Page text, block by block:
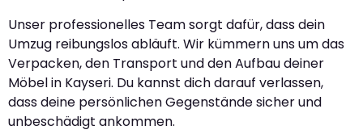
Unser professionelles Team sorgt dafür, dass dein
Umzug reibungslos abläuft. Wir kümmern uns um das
Verpacken, den Transport und den Aufbau deiner
Möbel in Kayseri. Du kannst dich darauf verlassen,
dass deine persönlichen Gegenstände sicher und
unbeschädigt ankommen.